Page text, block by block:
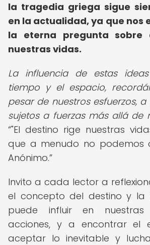
la tragedia griega sigue
en la actualidad, ya que nos
la eterna pregunta sobre
nuestras vidas.
La influencia de estas
tiempo y el espacio,
pesar de nuestros esfuerzos,
sujetos a fuerzas más allá de
"El destino rige nuestras
que a menudo no podemos
Anónimo.
Invito a cada lector a
el concepto del destino y la
puede influir en nuestras
acciones, y a encontrar el
aceptar lo inevitable y